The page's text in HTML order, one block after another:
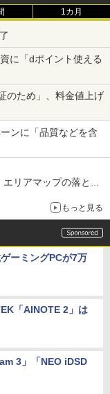
1カ月
に「dポイント使える
のため」、料金値上げ
ンに「品質などを含
リアマップの落とし
もっと見る
ーミングPCが7万
「AINOTE 2」は
3」「NEO iDSD